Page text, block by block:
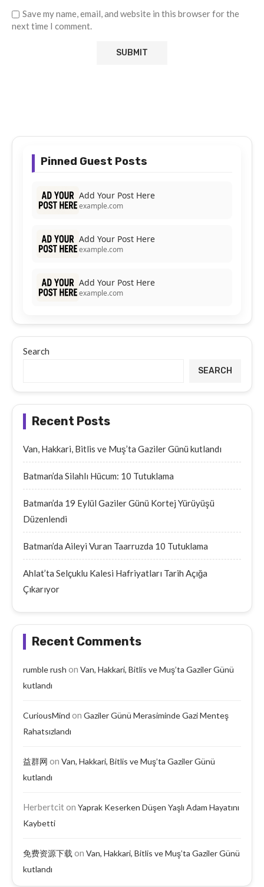
Save my name, email, and website in this browser for the
next time I comment.
Pinned Guest Posts
Add Your Post Here
example.com
Add Your Post Here
example.com
Add Your Post Here
example.com
Search
SEARCH
Recent Posts
Van, Hakkari, Bitlis ve Muş’ta Gaziler Günü kutlandı
Batman’da Silahlı Hücum: 10 Tutuklama
Batman’da 19 Eylül Gaziler Günü Kortej Yürüyüşü
Düzenlendi
Batman’da Aileyi Vuran Taarruzda 10 Tutuklama
Ahlat’ta Selçuklu Kalesi Hafriyatları Tarih Açığa
Çıkarıyor
Recent Comments
rumble rush on Van, Hakkari, Bitlis ve Muş’ta Gaziler Günü
kutlandı
CuriousMind on Gaziler Günü Merasiminde Gazi Menteş
Rahatsızlandı
益群网 on Van, Hakkari, Bitlis ve Muş’ta Gaziler Günü
kutlandı
Herbertciton Yaprak Keserken Düşen Yaşlı Adam Hayatını
Kaybetti
免费资源下载 on Van, Hakkari, Bitlis ve Muş’ta Gaziler Günü
kutlandı